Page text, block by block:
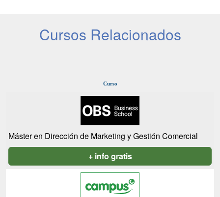
Cursos Relacionados
Curso
Máster en Dirección de Marketing y Gestión Comercial
+ info gratis